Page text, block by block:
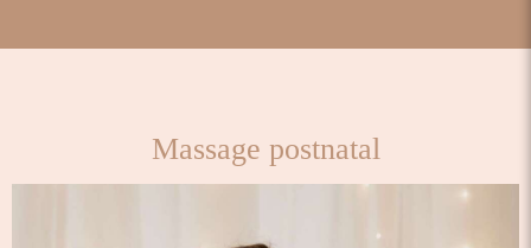
Massage postnatal